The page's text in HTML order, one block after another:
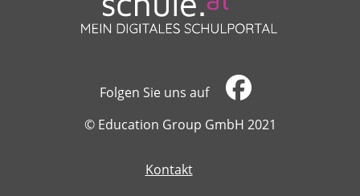
Folgen Sie uns auf
​​​​​​​© Education Group GmbH 2021
Kontakt